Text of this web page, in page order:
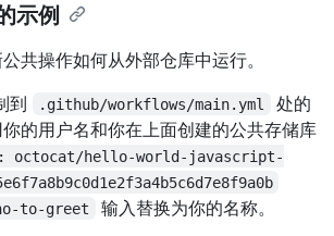
示例
共操作如何从外部仓库中运行。
到
.github/workflows/main.yml
处的
的用户名和你在上面创建的公共存储库
octocat/hello-world-javascript-
to-greet 输入替换为你的名称。